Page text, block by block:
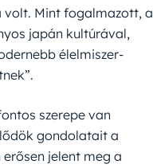
Mint fogalmazott, a
japán kultúrával,
élelmiszer-
szerepe van
gondolatait a
jelent meg a